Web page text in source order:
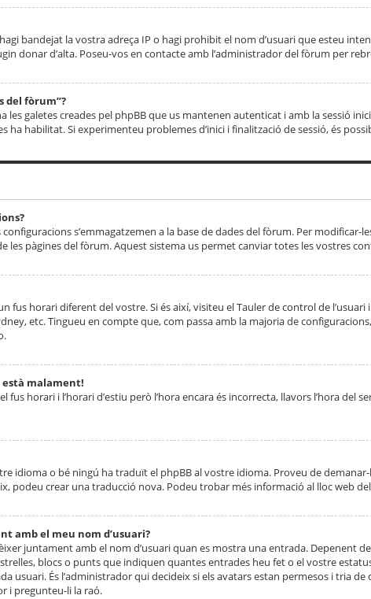
bandejat la vostra adreça IP o hagi prohibit el nom d’usuari que esteu
donar d’alta. Poseu-vos en contacte amb l’administrador del fòrum per
del fòrum”?
les galetes creades pel phpBB que us mantenen autenticat i amb la sessió
ha habilitat. Si experimenteu problemes d’inici i finalització de sessió, és
s’emmagatzemen a la base de dades del fòrum. Per modificar-
pàgines del fòrum. Aquest sistema us permet canviar totes les vostres
fus horari diferent del vostre. Si és així, visiteu el Tauler de control de
etc. Tingueu en compte que, com passa amb la majoria de
està malament!
horari i l’horari d’estiu però l’hora encara és incorrecta, llavors l’hora del
idioma o bé ningú ha traduït el phpBB al vostre idioma. Proveu de
podeu crear una traducció nova. Podeu trobar més informació al lloc web
amb el meu nom d’usuari?
juntament amb el nom d’usuari quan es mostra una entrada. Depenent
blocs o punts que indiquen quantes entrades heu fet o el vostre
usuari. És l’administrador qui decideix si els avatars estan permesos i tria
i pregunteu-li la raó.